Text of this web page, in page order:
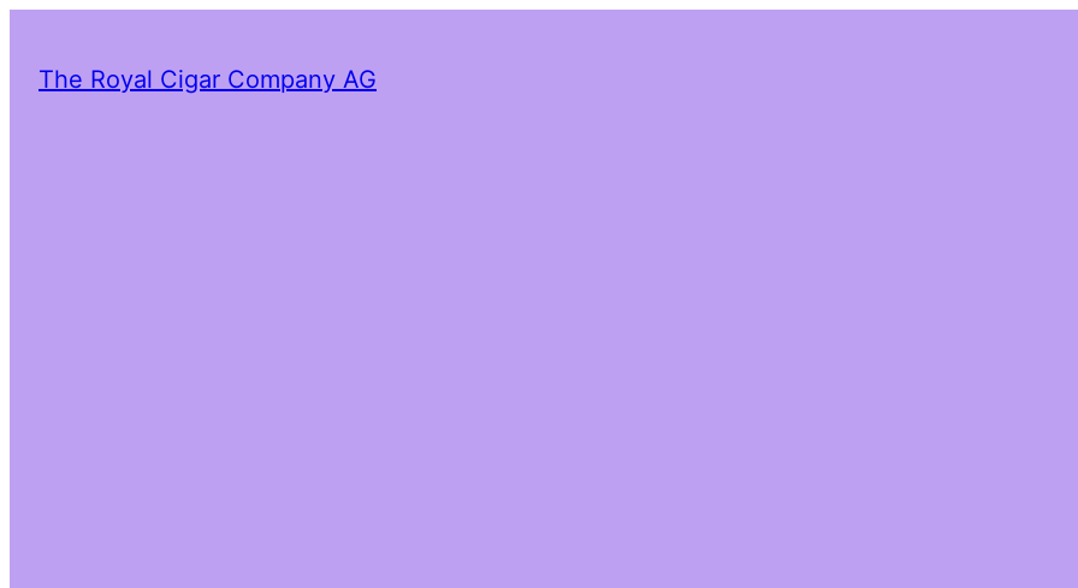
The Royal Cigar Company AG